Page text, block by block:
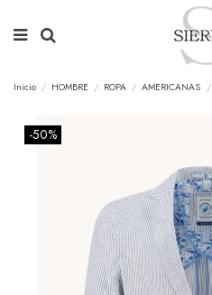
Inicio HOMBRE ROPA AMERICANAS
-50%